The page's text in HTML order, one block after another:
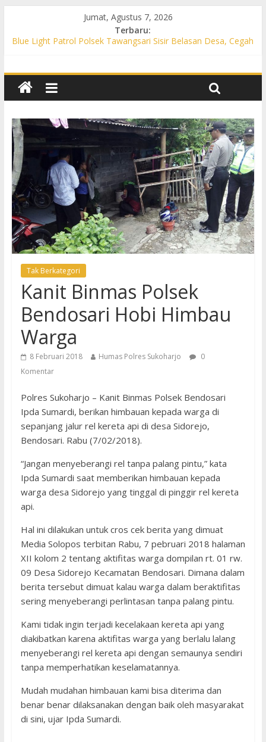
Jumat, Agustus 7, 2026
Terbaru:
Blue Light Patrol Polsek Tawangsari Sisir Belasan Desa, Cegah
Kejahatan 3C dan Perkuat Cipta Kondisi
Patroli KRYD Polsek Mojolaban Sasar SPBU hingga
Patroli KRYD Polsek Baki Sisir Titik Rawan, Cegah 3C hingga
Balap Liar
Patroli Blue Light Polsek Nguter Sasar Perbankan hingga
Permukiman, Antisipasi 3C dan Gangguan Kamtibmas
Tak Berkategori
Kanit Binmas Polsek
Bendosari Hobi Himbau
Warga
8 Februari 2018 Humas Polres Sukoharjo
0
Komentar
Polres Sukoharjo – Kanit Binmas Polsek Bendosari
Ipda Sumardi, berikan himbauan kepada warga di
sepanjang jalur rel kereta api di desa Sidorejo,
Bendosari. Rabu (7/02/2018).
“Jangan menyeberangi rel tanpa palang pintu,” kata
Ipda Sumardi saat memberikan himbauan kepada
warga desa Sidorejo yang tinggal di pinggir rel kereta
api.
Hal ini dilakukan untuk cros cek berita yang dimuat
Media Solopos terbitan Rabu, 7 pebruari 2018 halaman
XII kolom 2 tentang aktifitas warga dompilan rt. 01 rw.
09 Desa Sidorejo Kecamatan Bendosari. Dimana dalam
berita tersebut dimuat kalau warga dalam beraktifitas
sering menyeberangi perlintasan tanpa palang pintu.
Kami tidak ingin terjadi kecelakaan kereta api yang
diakibatkan karena aktifitas warga yang berlalu lalang
menyeberangi rel kereta api dengan semaunya sendiri
tanpa memperhatikan keselamatannya.
Mudah mudahan himbauan kami bisa diterima dan
benar benar dilaksanakan dengan baik oleh masyarakat
di sini, ujar Ipda Sumardi.